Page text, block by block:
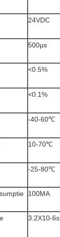
24VDC
500μs
<0.5%
<0.1%
-40-60℃
10-70℃
-25-80℃
100MA
3.2X10-6s